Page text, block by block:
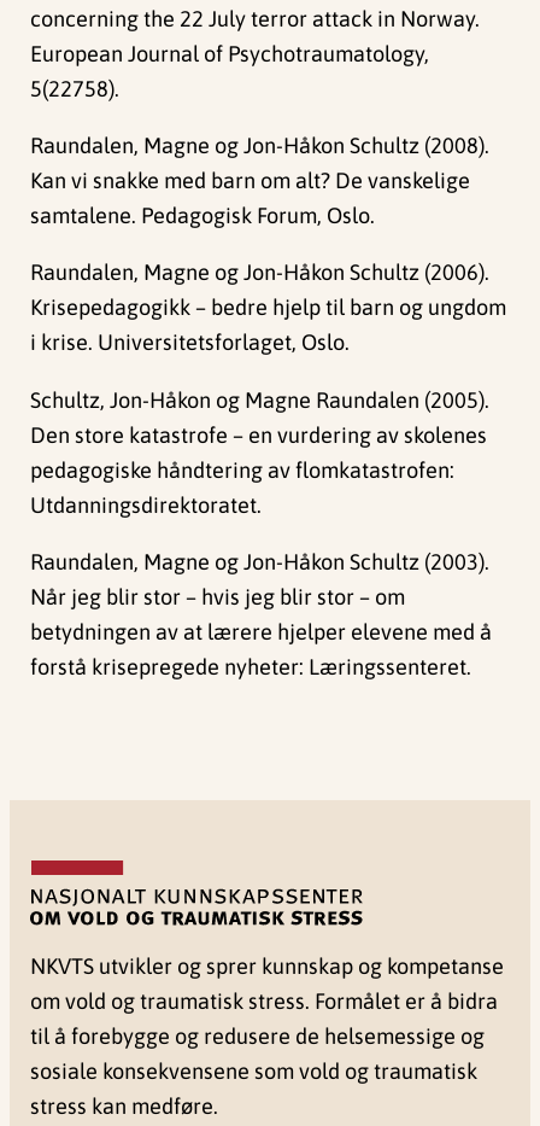
concerning the 22 July terror attack in Norway.
European Journal of Psychotraumatology,
5(22758).
Raundalen, Magne og Jon-Håkon Schultz (2008).
Kan vi snakke med barn om alt? De vanskelige
samtalene. Pedagogisk Forum, Oslo.
Raundalen, Magne og Jon-Håkon Schultz (2006).
Krisepedagogikk – bedre hjelp til barn og ungdom
i krise. Universitetsforlaget, Oslo.
Schultz, Jon-Håkon og Magne Raundalen (2005).
Den store katastrofe – en vurdering av skolenes
pedagogiske håndtering av flomkatastrofen:
Utdanningsdirektoratet.
Raundalen, Magne og Jon-Håkon Schultz (2003).
Når jeg blir stor – hvis jeg blir stor – om
betydningen av at lærere hjelper elevene med å
forstå krisepregede nyheter: Læringssenteret.
NKVTS utvikler og sprer kunnskap og kompetanse
om vold og traumatisk stress. Formålet er å bidra
til å forebygge og redusere de helsemessige og
sosiale konsekvensene som vold og traumatisk
stress kan medføre.